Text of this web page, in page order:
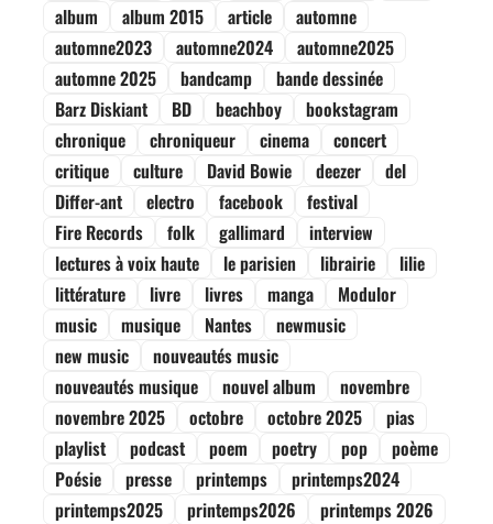
album
album 2015 article
automne
automne2023
automne2024
automne2025
automne 2025
bandcamp
bande dessinée
Barz Diskiant
BD beachboy
bookstagram
chronique
chroniqueur cinema
concert
critique
culture David Bowie deezer
del
Differ-ant
electro facebook
festival
Fire Records
folk gallimard
interview
lectures à voix haute
le parisien librairie
lilie
littérature
livre livres manga
Modulor
music
musique Nantes
newmusic
new music
nouveautés music
nouveautés musique
nouvel album
novembre
novembre 2025
octobre octobre 2025
pias
playlist
podcast poem poetry pop
poème
Poésie
presse printemps
printemps2024
printemps2025
printemps2026
printemps 2026